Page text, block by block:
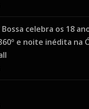
celebra os 18
e noite inédita na